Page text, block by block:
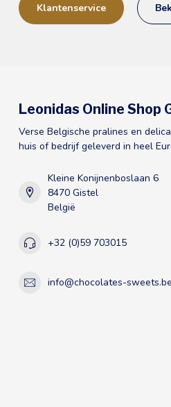
Klantenservice
Leonidas Online Shop
Verse Belgische pralines en
huis of bedrijf geleverd in heel
Kleine Konijnenboslaan 6
8470 Gistel
België
+32 (0)59 703015
info@chocolates-sweets.be